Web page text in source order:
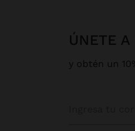
ÚNETE
y obtén un